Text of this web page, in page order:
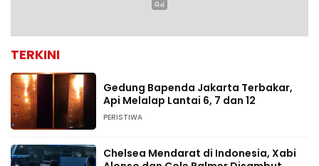
TERKINI
Gedung Bapenda Jakarta Terbakar,
Api Melalap Lantai 6, 7 dan 12
PERISTIWA
Chelsea Mendarat di Indonesia, Xabi